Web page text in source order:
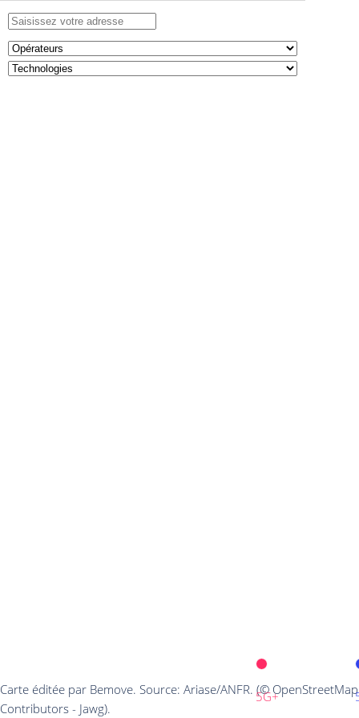
5G+
Carte éditée par Bemove. Source: Ariase/ANFR. (© OpenStreetMap
Contributors - Jawg).